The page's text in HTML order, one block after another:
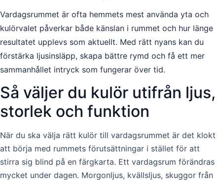
Vardagsrummet är ofta hemmets mest använda yta och
kulörvalet påverkar både känslan i rummet och hur länge
resultatet upplevs som aktuellt. Med rätt nyans kan du
förstärka ljusinsläpp, skapa bättre rymd och få ett mer
sammanhållet intryck som fungerar över tid.
Så väljer du kulör utifrån ljus,
storlek och funktion
När du ska välja rätt kulör till vardagsrummet är det klokt
att börja med rummets förutsättningar i stället för att
stirra sig blind på en färgkarta. Ett vardagsrum förändras
mycket under dagen. Morgonljus, kvällsljus, skuggor från